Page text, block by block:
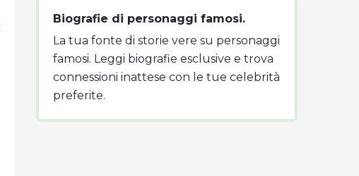
Biografie di personaggi famosi.
La tua fonte di storie vere su personaggi
famosi. Leggi biografie esclusive e trova
connessioni inattese con le tue celebrità
preferite.